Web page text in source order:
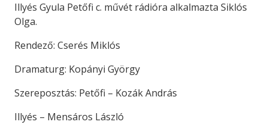
Illyés Gyula Petőfi c. művét rádióra alkalmazta Siklós
Olga.
Rendező: Cserés Miklós
Dramaturg: Kopányi György
Szereposztás: Petőfi – Kozák András
Illyés – Mensáros László